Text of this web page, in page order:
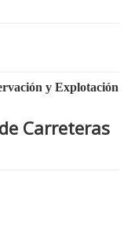
y Explotación
Carreteras